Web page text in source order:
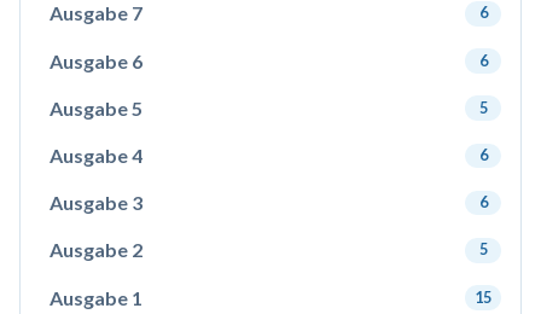
Ausgabe 7 6
Ausgabe 6 6
Ausgabe 5 5
Ausgabe 4 6
Ausgabe 3 6
Ausgabe 2 5
Ausgabe 1 15